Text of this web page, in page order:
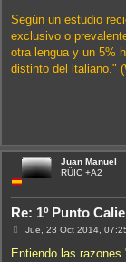
Según un estudio
exclusivo o
otra lengua y un 5%
distinto del italiano."
Juan Manuel
RÜIC +A2
Re: 1º Punto
M
n
Jue, 23 Oct 2014,
Entiendo las